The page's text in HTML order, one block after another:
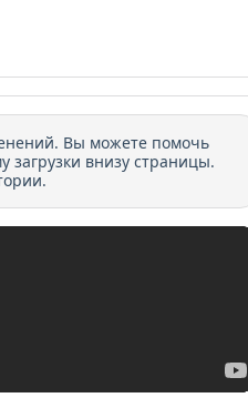
Вы можете помочь
загрузки внизу страницы.